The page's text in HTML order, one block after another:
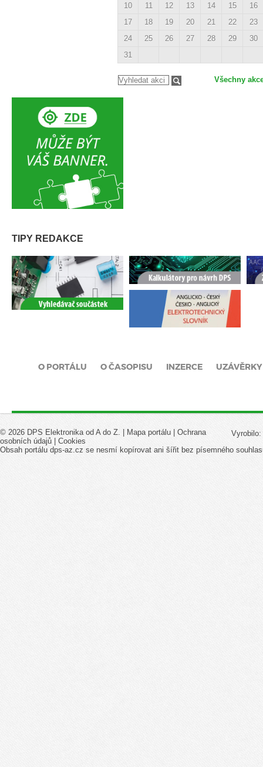
10
11 12 13 14 15
16
17
18 19 20 21 22
23
24
25 26 27 28 29
30
31
Všechny
TIPY REDAKCE
O PORTÁLU O ČASOPISU INZERCE UZÁVĚRKY
Vyrobilo:
© 2026 DPS Elektronika od A do Z. | Mapa portálu
Ochrana
osobních údajů
Cookies
Obsah portálu dps-az.cz se nesmí kopírovat ani šířit bez písemného